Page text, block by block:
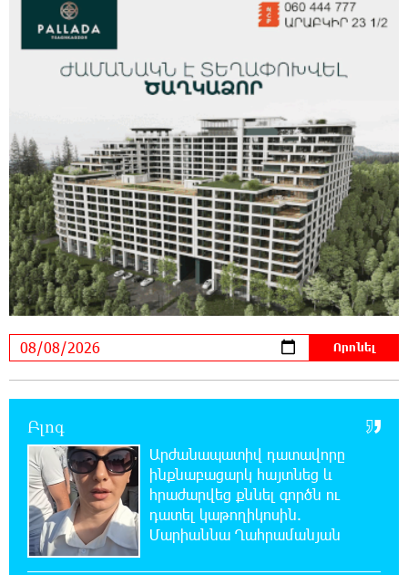
հարվшծները կառավարելու համար
21:45:44 7-08-2026
Երևանում և մարզերում էլեկտրաէներգիայի
21:26:16 7-08-2026
Ստեփանավանում ռուս կին է փորձել
ինքնասպան լինել
21:08:37 7-08-2026
ԵԱՏՄ֊ն չի ուզում, որ իր միջոցներով
զարգանա Հայաստանի տնտեսությունը ու
հետո գնա ԵՄ. Արշակ Կարապետյան
21:03:44 7-08-2026
Կաթողիկոսի նկատմամբ իրականացվող
բռնադատավարությունը միահեծան
իշխանության հետևանք է. Հանրային Դաշինք
Բլոգ
Արժանապատիվ դատավորը
ինքնաբացարկ հայտնեց և
հրաժարվեց քննել գործն ու
դատել կաթողիկոսին.
Մարիաննա Ղահրամանյան